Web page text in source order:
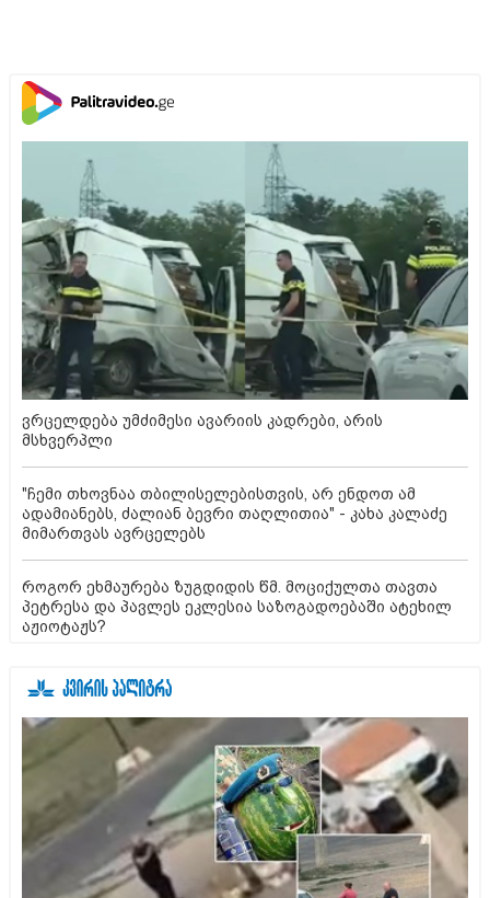
ვრცელდება უმძიმესი ავარიის კადრები, არის
მსხვერპლი
"ჩემი თხოვნაა თბილისელებისთვის, არ ენდოთ ამ
ადამიანებს, ძალიან ბევრი თაღლითია" - კახა კალაძე
მიმართვას ავრცელებს
როგორ ეხმაურება ზუგდიდის წმ. მოციქულთა თავთა
პეტრესა და პავლეს ეკლესია საზოგადოებაში ატეხილ
აჟიოტაჟს?